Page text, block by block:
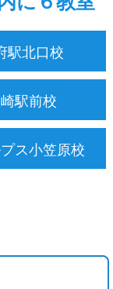
駅北口校
駅前校
ス小笠原校